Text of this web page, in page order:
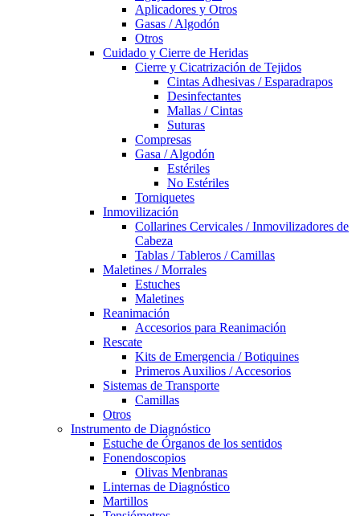
Aplicadores y Otros
Gasas / Algodón
Otros
Cuidado y Cierre de Heridas
Cierre y Cicatrización de Tejidos
Cintas Adhesivas / Esparadrapos
Desinfectantes
Mallas / Cintas
Suturas
Compresas
Gasa / Algodón
Estériles
No Estériles
Torniquetes
Inmovilización
Collarines Cervicales / Inmovilizadores de
Cabeza
Tablas / Tableros / Camillas
Maletines / Morrales
Estuches
Maletines
Reanimación
Accesorios para Reanimación
Rescate
Kits de Emergencia / Botiquines
Primeros Auxilios / Accesorios
Sistemas de Transporte
Camillas
Otros
Instrumento de Diagnóstico
Estuche de Órganos de los sentidos
Fonendoscopios
Olivas Menbranas
Linternas de Diagnóstico
Martillos